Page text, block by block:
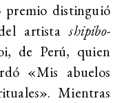
premio distinguió
artistashipibo-
de Perú, quien
«Mis abuelos
Mientras